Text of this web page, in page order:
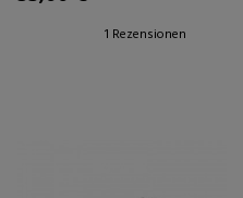
1 Rezensionen